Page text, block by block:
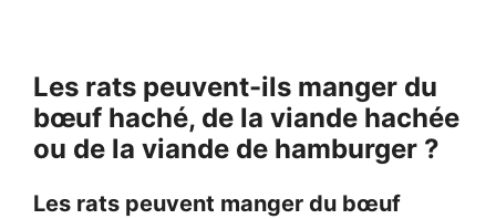
Les rats peuvent-ils manger du
bœuf haché, de la viande hachée
ou de la viande de hamburger ?
Les rats peuvent manger du bœuf